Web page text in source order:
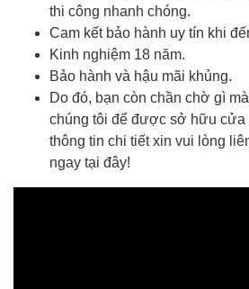
thi công nhanh chóng.
Cam kết bảo hành uy tín khi
Kinh nghiệm 18 năm.
Bảo hành và hậu mãi khủng.
Do đó, bạn còn chần chờ gì
chúng tôi để được sở hữu cửa
thông tin chi tiết xin vui lòng
ngay tại đây!